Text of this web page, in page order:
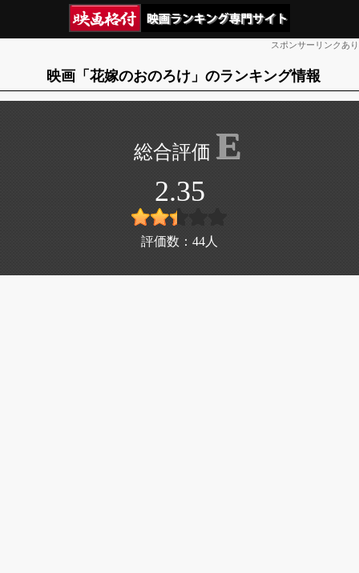
スポンサーリンクあり
映画「花嫁のおのろけ」のランキング情報
E
2.35
評価数： 44 人